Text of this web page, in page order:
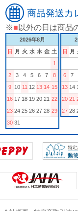
商品発送カ
※■以外の日は商品
2026年8月
日 月 火 水 木 金 土
1
2
3 4 5 6 7
8
9 10 11 12 13 14 15
16 17 18 19 20 21 22
23 24 25 26 27 28 29
30 31
日 月
6
7
13 14
20 21
27 28